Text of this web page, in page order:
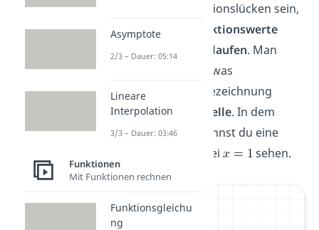
diejenigen Definitionslücken sein,
an denen die
Funktionswerte
gegen unendlich laufen. Man
findet auch die etwas
anschaulichere Bezeichnung
Unendlichkeitsstelle. In dem
folgenden Bild kannst du eine
solche Polstelle bei
sehen.
Asymptote
2/3 – Dauer: 05:14
Lineare
Interpolation
3/3 – Dauer: 03:46
Funktionen
Mit Funktionen rechnen
Funktionsgleichu
ng